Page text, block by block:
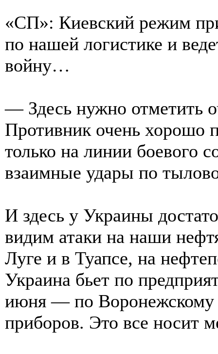
«СП»: Киевский режим
по нашей логистике и
войну…
— Здесь нужно отметить
Противник очень хорошо
только на линии боевого
взаимные удары по
И здесь у Украины
видим атаки на наши
Луге и в Туапсе, на
Украина бьет по
июня — по Воронежскому
приборов. Это все носит